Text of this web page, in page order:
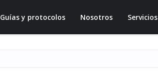
Guías y protocolos Nosotros Servicios